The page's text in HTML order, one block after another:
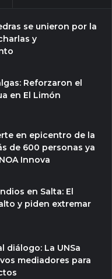
se unieron por la
y
Reforzaron el
en El Limón
en epicentro de la
de 600 personas ya
Innova
en Salta: El
y piden extremar
diálogo: La UNSa
mediadores para